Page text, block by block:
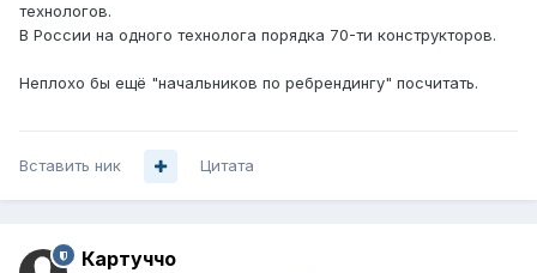
технологов.
В России на одного технолога порядка 70-ти конструкторов.
Неплохо бы ещё "начальников по ребрендингу" посчитать.
Вставить ник Цитата
Картуччо